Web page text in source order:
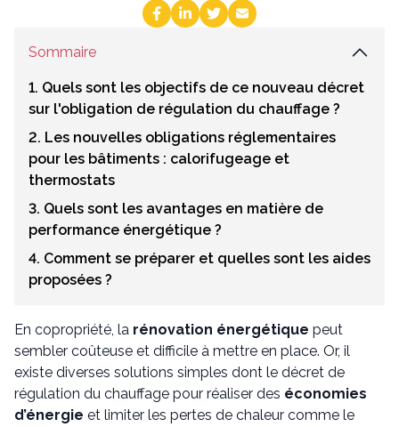
Sommaire
1. Quels sont les objectifs de ce nouveau décret
sur l'obligation de régulation du chauffage ?
2. Les nouvelles obligations réglementaires
pour les bâtiments : calorifugeage et
thermostats
3. Quels sont les avantages en matière de
performance énergétique ?
4. Comment se préparer et quelles sont les aides
proposées ?
En copropriété, la rénovation énergétique peut
sembler coûteuse et difficile à mettre en place. Or, il
existe diverses solutions simples dont le décret de
régulation du chauffage pour réaliser des économies
d’énergie et limiter les pertes de chaleur comme le